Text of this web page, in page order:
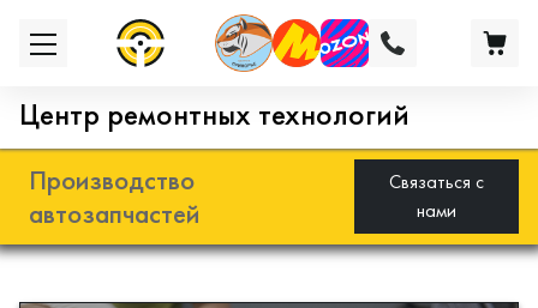
Центр ремонтных технологий
Производство
автозапчастей
Связаться с
нами